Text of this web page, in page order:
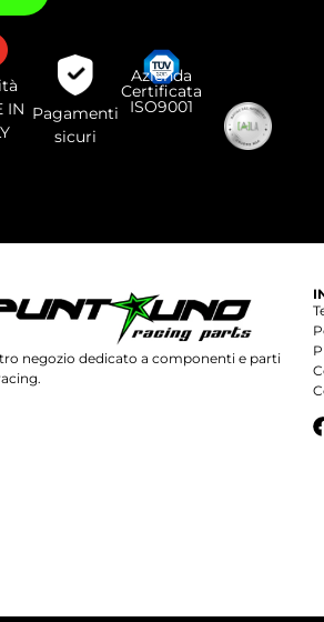
IN Pagamenti
sicuri
Azienda
Certificata
ISO9001
negozio dedicato a componenti e parti